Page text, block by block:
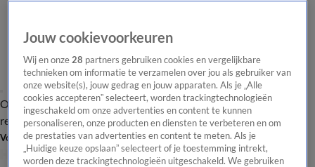
Overzicht Laatste nieuws Regionieuws Het beste van Hart
Tip de
redactie
Volg Hart van Nederland
Jouw cookievoorkeuren
Wij en onze28 partners gebruiken cookies en vergelijkbare
technieken om informatie te verzamelen over jou als gebruiker van
onze website(s), jouw gedrag en jouw apparaten. Als je „Alle
cookies accepteren” selecteert, worden trackingtechnologieën
ingeschakeld om onze advertenties en content te kunnen
personaliseren, onze producten en diensten te verbeteren en om
de prestaties van advertenties en content te meten. Als je
„Huidige keuze opslaan” selecteert of je toestemming intrekt,
worden deze trackingtechnologieën uitgeschakeld. We gebruiken